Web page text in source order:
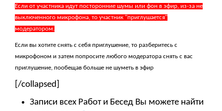
Если от участника идут посторонние шумы или фон в эфир, из-за не
выключенного микрофона, то участник "приглушается"
модератором.
Если вы хотите снять с себя приглушение, то разберитесь с
микрофоном и затем попросите любого модератора снять с вас
приглушение, пообещав больше не шуметь в эфир
[/collapsed]
Записи всех Работ и Бесед Вы можете найти